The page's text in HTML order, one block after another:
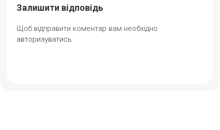
Залишити відповідь
Щоб відправити коментар вам необхідно
авторизуватись.